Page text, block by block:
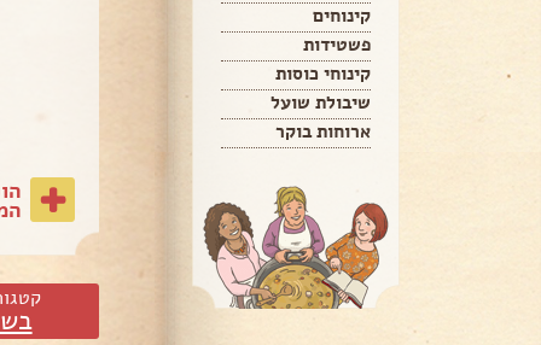
קינוחים
פשטידות
קינוחי כוסות
שיבולת שועל
ארוחות בוקר